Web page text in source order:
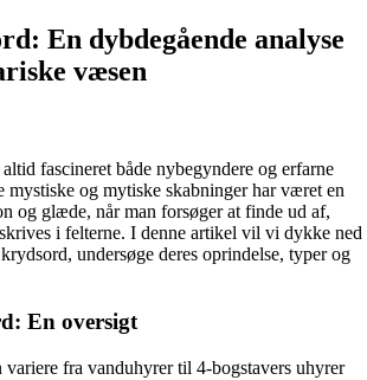
En dybdegående analyse
væsen
fascineret både nybegyndere og erfarne
mystiske og mytiske skabninger har været en
og glæde, når man forsøger at finde ud af,
i felterne. I denne artikel vil vi dykke ned
undersøge deres oprindelse, typer og
En oversigt
fra vanduhyrer til 4-bogstavers uhyrer